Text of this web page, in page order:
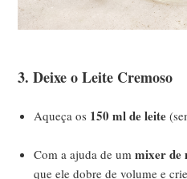
3. Deixe o Leite Cremoso
Aqueça os 150 ml de leite
Com a ajuda de ummixer de
que ele dobre de volume e